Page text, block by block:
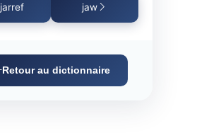
jarref jaw
Retour au dictionnaire